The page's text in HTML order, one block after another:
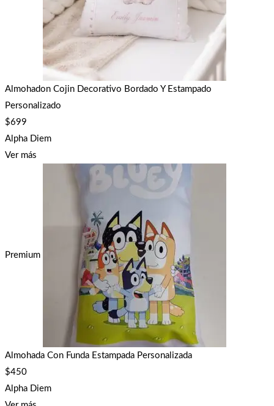
Almohadon Cojin Decorativo Bordado Y Estampado
Personalizado
$699
Alpha Diem
Ver más
Premium
Almohada Con Funda Estampada Personalizada
$450
Alpha Diem